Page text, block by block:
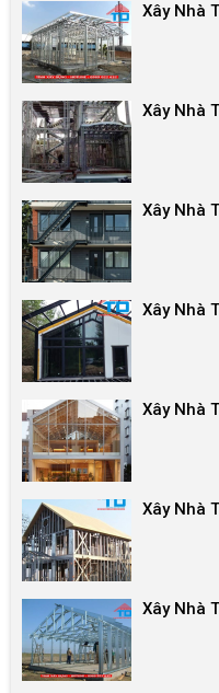
Xây Nhà
Xây Nhà
Xây Nhà
Xây Nhà
Xây Nhà
Xây Nhà
Xây Nhà